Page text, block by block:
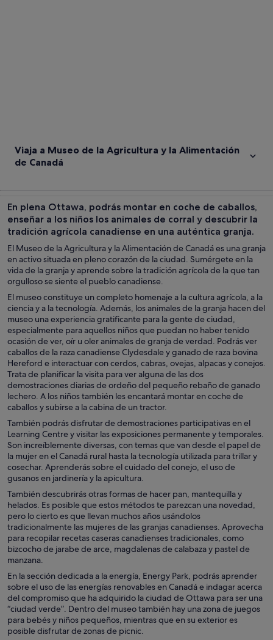
Viaja a Museo de la Agricultura y la Alimentación
de Canadá
En plena Ottawa, podrás montar en coche de caballos,
enseñar a los niños los animales de corral y descubrir la
tradición agrícola canadiense en una auténtica granja.
El Museo de la Agricultura y la Alimentación de Canadá es una granja
en activo situada en pleno corazón de la ciudad. Sumérgete en la
vida de la granja y aprende sobre la tradición agrícola de la que tan
orgulloso se siente el pueblo canadiense.
El museo constituye un completo homenaje a la cultura agrícola, a la
ciencia y a la tecnología. Además, los animales de la granja hacen del
museo una experiencia gratificante para la gente de ciudad,
especialmente para aquellos niños que puedan no haber tenido
ocasión de ver, oír u oler animales de granja de verdad. Podrás ver
caballos de la raza canadiense Clydesdale y ganado de raza bovina
Hereford e interactuar con cerdos, cabras, ovejas, alpacas y conejos.
Trata de planificar la visita para ver alguna de las dos
demostraciones diarias de ordeño del pequeño rebaño de ganado
lechero. A los niños también les encantará montar en coche de
caballos y subirse a la cabina de un tractor.
También podrás disfrutar de demostraciones participativas en el
Learning Centre y visitar las exposiciones permanente y temporales.
Son increíblemente diversas, con temas que van desde el papel de
la mujer en el Canadá rural hasta la tecnología utilizada para trillar y
cosechar. Aprenderás sobre el cuidado del conejo, el uso de
gusanos en jardinería y la apicultura.
También descubrirás otras formas de hacer pan, mantequilla y
helados. Es posible que estos métodos te parezcan una novedad,
pero lo cierto es que llevan muchos años usándolos
tradicionalmente las mujeres de las granjas canadienses. Aprovecha
para recopilar recetas caseras canadienses tradicionales, como
bizcocho de jarabe de arce, magdalenas de calabaza y pastel de
manzana.
En la sección dedicada a la energía, Energy Park, podrás aprender
sobre el uso de las energías renovables en Canadá e indagar acerca
del compromiso que ha adquirido la ciudad de Ottawa para ser una
“ciudad verde”. Dentro del museo también hay una zona de juegos
para bebés y niños pequeños, mientras que en su exterior es
posible disfrutar de zonas de picnic.